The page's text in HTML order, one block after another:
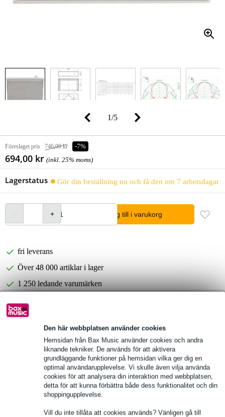
Den här webbplatsen använder cookies
Hemsidan från Bax Music använder cookies och andra
liknande tekniker. De används för att aktivera
grundläggande funktioner på hemsidan vilka ger dig en
optimal användarupplevelse. Vi skulle även vilja använda
cookies för att analysera din interaktion med webbplatsen,
detta för att kunna förbättra både dess funktionalitet och din
shoppingupplevelse.
Vill du inte tillåta att cookies används? Vänligen gå till
1/5
Föreslaget pris 746,00 kr -7%
694,00 kr (inkl. 25% moms)
Lagerstatus Gör din beställning nu och få den om 7 arbetsdagar
lägg till i varukorg
fri leverans
Över 48 000 artiklar i lager
1 250 ledande varumärken
Produktinformation
frekvensomfång: 90 - 20000 Hz
känslighet: 88 dB (1 W/1 m)
maximal spl: 96 dB (1 W/1 m)
Fullständiga specifikationer
Tillbehör (7)